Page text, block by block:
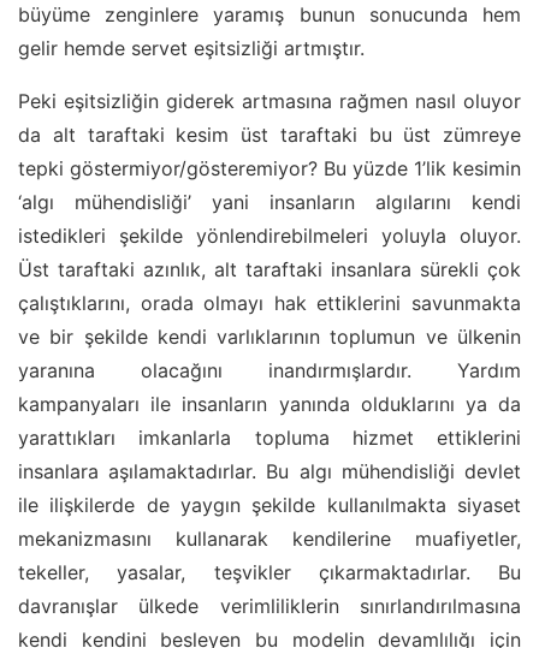
büyüme zenginlere yaramış bunun sonucunda hem
gelir hemde servet eşitsizliği artmıştır.
Peki eşitsizliğin giderek artmasına rağmen nasıl oluyor
da alt taraftaki kesim üst taraftaki bu üst zümreye
tepki göstermiyor/gösteremiyor? Bu yüzde 1’lik kesimin
‘algı mühendisliği’ yani insanların algılarını kendi
istedikleri şekilde yönlendirebilmeleri yoluyla oluyor.
Üst taraftaki azınlık, alt taraftaki insanlara sürekli çok
çalıştıklarını, orada olmayı hak ettiklerini savunmakta
ve bir şekilde kendi varlıklarının toplumun ve ülkenin
yaranına olacağını inandırmışlardır. Yardım
kampanyaları ile insanların yanında olduklarını ya da
yarattıkları imkanlarla topluma hizmet ettiklerini
insanlara aşılamaktadırlar. Bu algı mühendisliği devlet
ile ilişkilerde de yaygın şekilde kullanılmakta siyaset
mekanizmasını kullanarak kendilerine muafiyetler,
tekeller, yasalar, teşvikler çıkarmaktadırlar. Bu
davranışlar ülkede verimliliklerin sınırlandırılmasına
kendi kendini besleyen bu modelin devamlılığı için